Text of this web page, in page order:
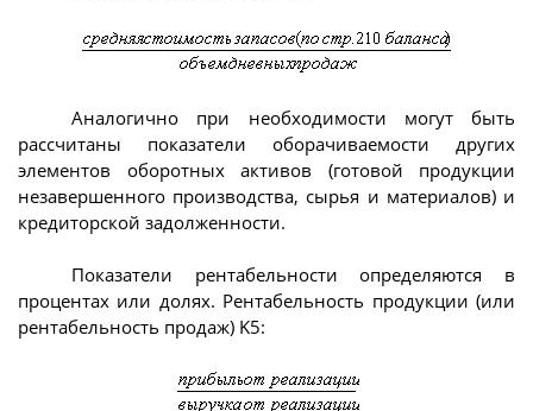
Аналогично при необходимости могут быть
рассчитаны показатели оборачиваемости других
элементов оборотных активов (готовой продукции
незавершенного производства, сырья и материалов) и
кредиторской задолженности.
Показатели рентабельности определяются в
процентах или долях. Рентабельность продукции (или
рентабельность продаж) K5: